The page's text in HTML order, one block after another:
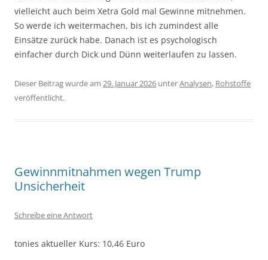
vielleicht auch beim Xetra Gold mal Gewinne mitnehmen.
So werde ich weitermachen, bis ich zumindest alle
Einsätze zurück habe. Danach ist es psychologisch
einfacher durch Dick und Dünn weiterlaufen zu lassen.
Dieser Beitrag wurde am 29. Januar 2026 unterAnalysen, Rohstoffe
veröffentlicht.
Gewinnmitnahmen wegen Trump
Unsicherheit
Schreibe eine Antwort
tonies aktueller Kurs: 10,46 Euro